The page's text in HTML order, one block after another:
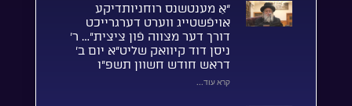
“אַ מענטשנס רוחניותדיקע
אויפֿשטייג ווערט דערגרייכט
דורך דער מצווה פֿון ציצית”… ר’
ניסן דוד קיוואק שליט”א יום ב’
דראש חודש חשוון תשפ”ו
קרא עוד...